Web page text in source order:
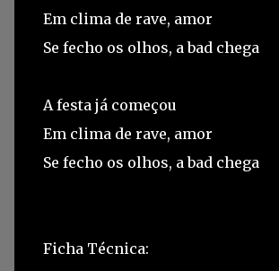
Em clima de rave, amor
Se fecho os olhos, a bad chega
A festa já começou
Em clima de rave, amor
Se fecho os olhos, a bad chega
Ficha Técnica: